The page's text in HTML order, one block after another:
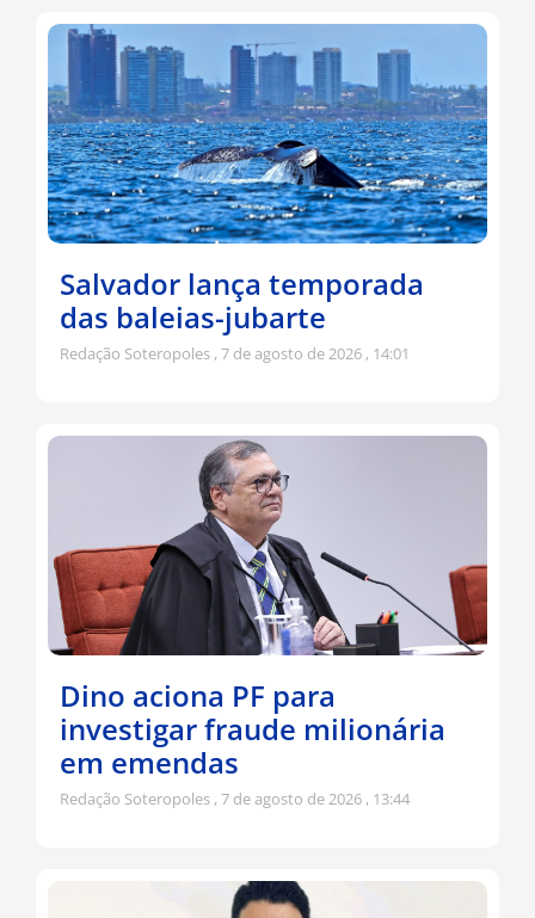
Salvador lança temporada
das baleias-jubarte
Redação Soteropoles 7 de agosto de 2026 14:01
Dino aciona PF para
investigar fraude milionária
em emendas
Redação Soteropoles 7 de agosto de 2026 13:44